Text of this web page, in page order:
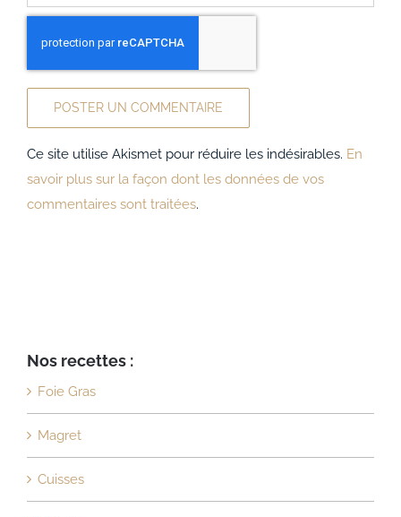
Ce site utilise Akismet pour réduire les indésirables. En
savoir plus sur la façon dont les données de vos
commentaires sont traitées.
Nos recettes :
Foie Gras
Magret
Cuisses